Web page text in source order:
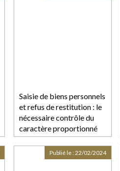
Saisie de biens personnels
et refus de restitution : le
nécessaire contrôle du
caractère proportionné
de l’atteinte portée au
droit au respect de la vie
privée et familiale
Publié le :22/02/2024